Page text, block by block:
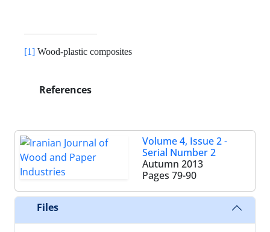
[1] Wood-plastic composites
References
Volume 4, Issue 2 -
Serial Number 2
Autumn 2013
Pages 79-90
Files